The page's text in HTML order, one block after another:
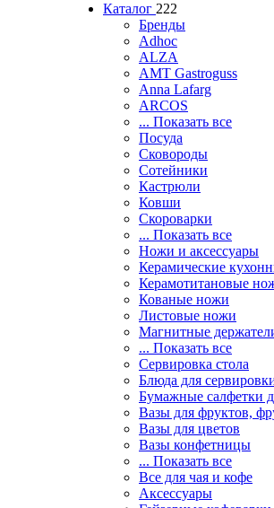
Каталог 222
Бренды
Adhoc
ALZA
AMT Gastroguss
Anna Lafarg
ARCOS
... Показать все
Посуда
Сковороды
Сотейники
Кастрюли
Ковши
Скороварки
... Показать все
Ножи и аксессуары
Керамические
Керамотитановые
Кованые ножи
Листовые ножи
Магнитные
... Показать все
Сервировка стола
Блюда для
Бумажные салфетки
Вазы для фруктов,
Вазы для цветов
Вазы конфетницы
... Показать все
Все для чая и кофе
Аксессуары